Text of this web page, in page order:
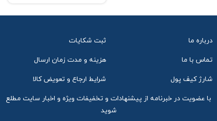
درباره ما ثبت شکایات
تماس با ما هزینه و مدت زمان ارسال
شارژ کیف پول شرایط ارجاع و تعویض کالا
با عضویت در خبرنامه از پیشنهادات و تخفیفات ویژه و اخبار سایت مطلع
شوید